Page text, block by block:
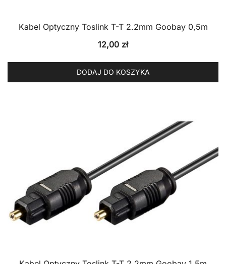
Kabel Optyczny Toslink T-T 2.2mm Goobay 0,5m
12,00 zł
DODAJ DO KOSZYKA